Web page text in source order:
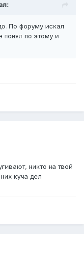
По форуму искал
понял по этому и
никто на твой
куча дел